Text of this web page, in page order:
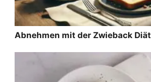
Abnehmen mit der Zwieback Diät